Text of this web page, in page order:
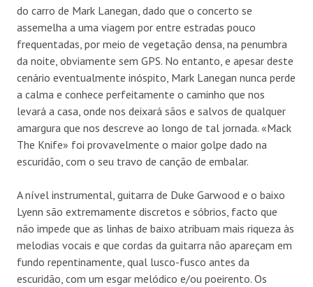
do carro de Mark Lanegan, dado que o concerto se
assemelha a uma viagem por entre estradas pouco
frequentadas, por meio de vegetação densa, na penumbra
da noite, obviamente sem GPS. No entanto, e apesar deste
cenário eventualmente inóspito, Mark Lanegan nunca perde
a calma e conhece perfeitamente o caminho que nos
levará a casa, onde nos deixará sãos e salvos de qualquer
amargura que nos descreve ao longo de tal jornada. «Mack
The Knife» foi provavelmente o maior golpe dado na
escuridão, com o seu travo de canção de embalar.
A nível instrumental, guitarra de Duke Garwood e o baixo
Lyenn são extremamente discretos e sóbrios, facto que
não impede que as linhas de baixo atribuam mais riqueza às
melodias vocais e que cordas da guitarra não apareçam em
fundo repentinamente, qual lusco-fusco antes da
escuridão, com um esgar melódico e/ou poeirento. Os